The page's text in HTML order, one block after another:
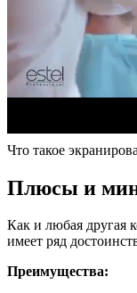
Что такое
Плюсы и
Как и любая другая
имеет ряд
Преимущества: